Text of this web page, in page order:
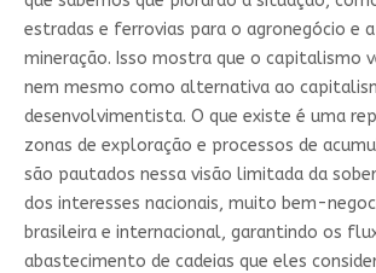
estradas e ferrovias para o agronegócio e
mineração. Isso mostra que o capitalismo
nem mesmo como alternativa ao
desenvolvimentista. O que existe é uma
zonas de exploração e processos de
são pautados nessa visão limitada da
dos interesses nacionais, muito bem-
brasileira e internacional, garantindo os
abastecimento de cadeias que eles